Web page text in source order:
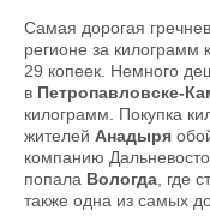
Самая дорогая
регионе за килограмм
29 копеек. Немного
в Петропавловске-
килограмм. Покупка
жителей Анадыря
компанию
попала Вологда , где
также одна из самых